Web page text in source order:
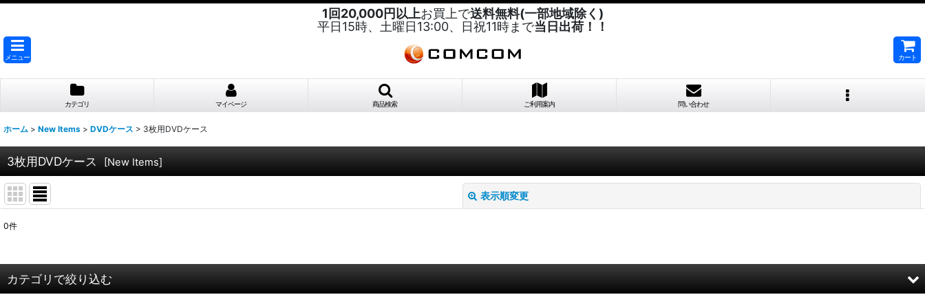
1回20,000円以上お買上で送料無料(一部地域除く)
平日15時、土曜日13:00、日祝11時まで当日出荷！！
メニュー カート
カテゴリ マイページ 商品検索 ご利用案内 問い合わせ
ホーム > New Items > DVDケース > 3枚用DVDケース
3枚用DVDケース [New Items]
表示順変更
並び順 :
0件
カテゴリで絞り込む